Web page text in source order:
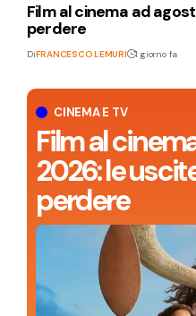
CINEMA E TV
Film al
2026: le
perdere
Film al cinema ad
perdere
DiFRANCESCO LEMURI 1 giorno fa